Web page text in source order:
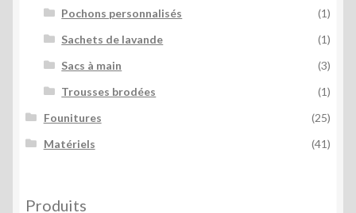
Pochons personnalisés
(1)
Sachets de lavande
(1)
Sacs à main
(3)
Trousses brodées
(1)
Founitures
(25)
Matériels
(41)
Produits